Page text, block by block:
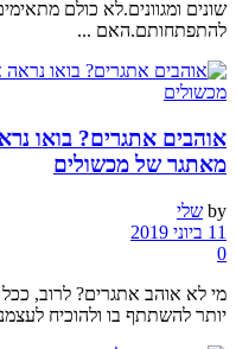
שונים ומגוונים.לא כולם
להתפתחותם.האם ...
אוהבים אתגרים? בואו
מאתגר של מכשולים
by שלי
11 ביוני 2019
0
מי לא אוהב אתגרים? לרוב,
יותר להשתתף בו ולהוכיח